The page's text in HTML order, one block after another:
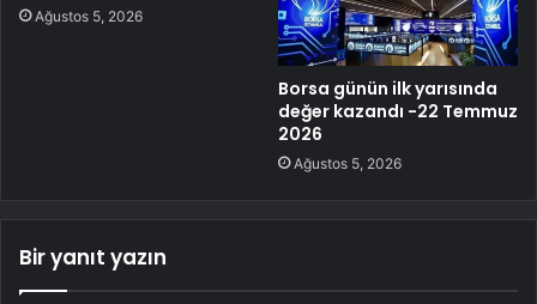
Ağustos 5, 2026
Borsa günün ilk yarısında
değer kazandı -22 Temmuz
2026
Ağustos 5, 2026
Bir yanıt yazın